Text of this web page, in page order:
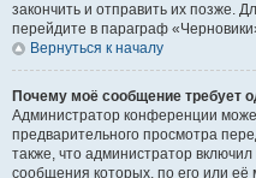
закончить и отправить их позже.
перейдите в параграф
Вернуться к началу
Почему моё сообщение требует
Администратор конференции
предварительного просмотра
также, что администратор включил
сообщения которых, по его или